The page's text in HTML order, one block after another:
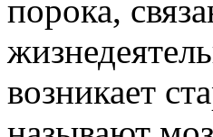
порока,
возникает